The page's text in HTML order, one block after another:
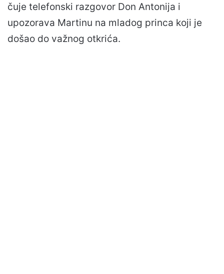
čuje telefonski razgovor Don Antonija i
upozorava Martinu na mladog princa koji je
došao do važnog otkrića.